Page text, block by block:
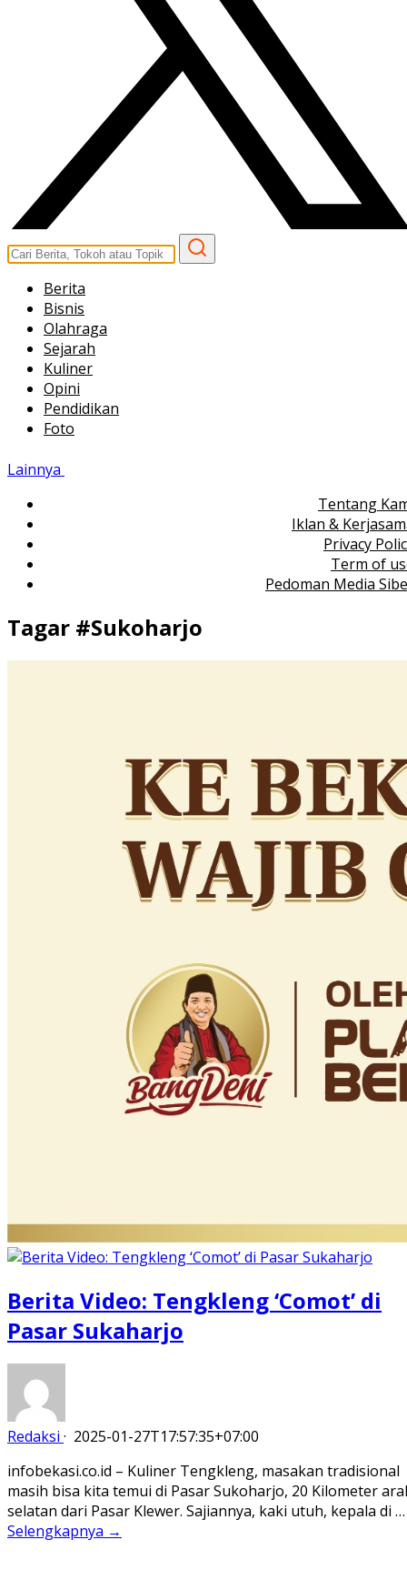
Berita
Bisnis
Olahraga
Sejarah
Kuliner
Opini
Pendidikan
Foto
Lainnya
Tentang
Iklan &
Privacy
Term of
Pedoman Media
Tagar #Sukoharjo
Berita Video: Tengkleng ‘Comot’ di
Pasar Sukaharjo
Redaksi · 2025-01-27T17:57:35+07:00
infobekasi.co.id – Kuliner Tengkleng, masakan tradisional
masih bisa kita temui di Pasar Sukoharjo, 20 Kilometer
selatan dari Pasar Klewer. Sajiannya, kaki utuh, kepala di …
Selengkapnya →